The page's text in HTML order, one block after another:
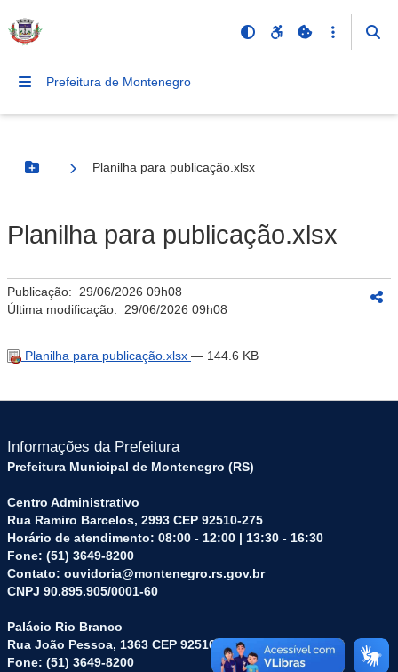
Prefeitura de Montenegro
Botão Menu
Planilha para publicação.xlsx
Planilha para publicação.xlsx
Publicação: 29/06/2026 09h08
Última modificação: 29/06/2026 09h08
Planilha para publicação.xlsx — 144.6 KB
Informações da Prefeitura
Prefeitura Municipal de Montenegro (RS)
Centro Administrativo
Rua Ramiro Barcelos, 2993 CEP 92510-275
Horário de atendimento: 08:00 - 12:00 | 13:30 - 16:30
Fone: (51) 3649-8200
Contato: ouvidoria@montenegro.rs.gov.br
CNPJ 90.895.905/0001-60
Palácio Rio Branco
Rua João Pessoa, 1363 CEP 92510-045
Fone: (51) 3649-8200